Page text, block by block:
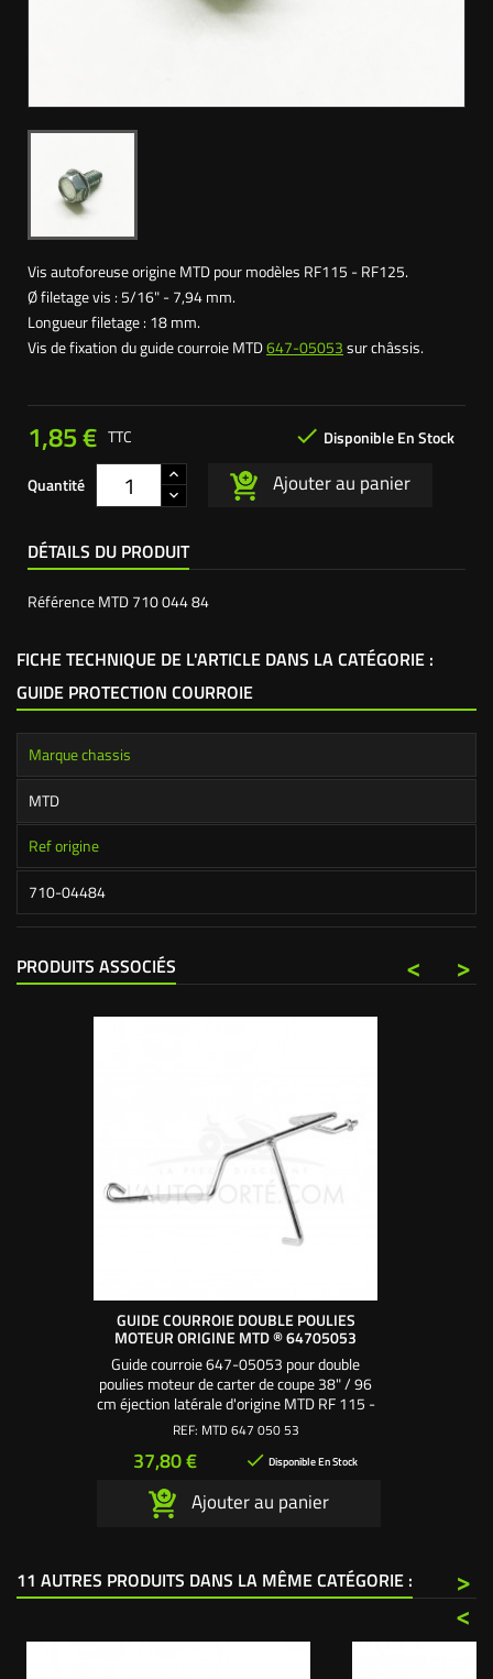
Vis autoforeuse origine MTD pour modèles RF115 - RF125.
Ø filetage vis : 5/16" - 7,94 mm.
Longueur filetage : 18 mm.
Vis de fixation du guide courroie MTD647-05053sur châssis.
1,85 €  Disponible En Stock
TTC
Quantité Ajouter au panier
DÉTAILS DU PRODUIT
RéférenceMTD 710 044 84
FICHE TECHNIQUE DE L'ARTICLE DANS LA CATÉGORIE :
GUIDE PROTECTION COURROIE
Marque chassis
MTD
Ref origine
710-04484
PRODUITS ASSOCIÉS >
<
GUIDE COURROIE DOUBLE POULIES
MOTEUR ORIGINE MTD ® 64705053
Guide courroie 647-05053 pour double
poulies moteur de carter de coupe 38" / 96
cm éjection latérale d'origine MTD RF 115 -
RF 125 tracteur tondeuse autoportée.
pour fixer le guide courroie sur le châssis.
Référence origine : 647-05053 /
64705053
REF: MTD 647 050 53
Prix
37,80 €  Disponible En Stock
Ajouter au panier
11 AUTRES PRODUITS DANS LA MÊME CATÉGORIE :
>
<